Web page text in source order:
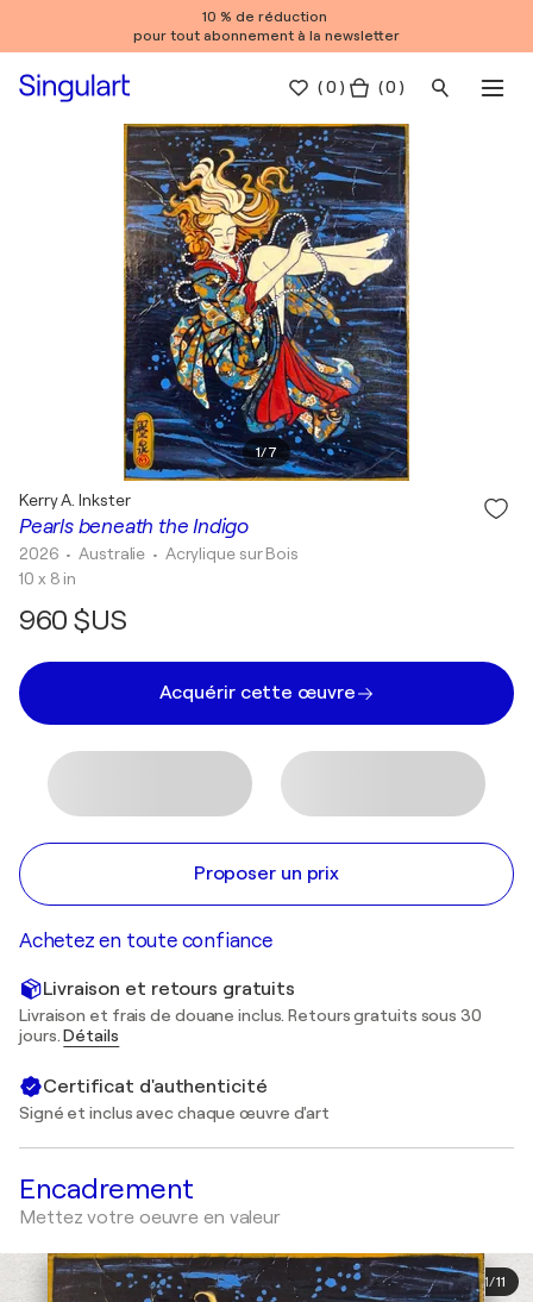
10 % de réduction
pour tout abonnement à la newsletter
(0 ) ( 0 )
1/7
Pearls beneath the Indigo
Kerry A. Inkster
2026 • Australie • Acrylique sur Bois
10 x 8 in
960 $US
Acquérir cette œuvre
Proposer un prix
Achetez en toute confiance
Livraison et retours gratuits
Livraison et frais de douane inclus. Retours gratuits sous 30
jours.Détails
Certificat d'authenticité
Signé et inclus avec chaque œuvre d'art
Encadrement
Mettez votre oeuvre en valeur
1/11